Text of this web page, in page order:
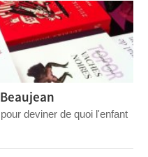
deviner de quoi l'enfant